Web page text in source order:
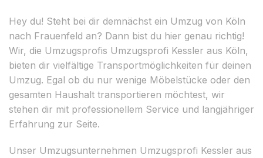
Hey du! Steht bei dir demnächst ein Umzug von Köln
nach Frauenfeld an? Dann bist du hier genau richtig!
Wir, die Umzugsprofis Umzugsprofi Kessler aus Köln,
bieten dir vielfältige Transportmöglichkeiten für deinen
Umzug. Egal ob du nur wenige Möbelstücke oder den
gesamten Haushalt transportieren möchtest, wir
stehen dir mit professionellem Service und langjähriger
Erfahrung zur Seite.
Unser Umzugsunternehmen Umzugsprofi Kessler aus